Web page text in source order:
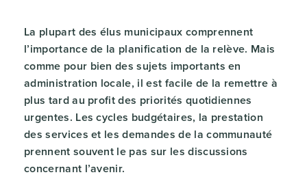
La plupart des élus municipaux comprennent
l’importance de la planification de la relève. Mais
comme pour bien des sujets importants en
administration locale, il est facile de la remettre à
plus tard au profit des priorités quotidiennes
urgentes. Les cycles budgétaires, la prestation
des services et les demandes de la communauté
prennent souvent le pas sur les discussions
concernant l’avenir.